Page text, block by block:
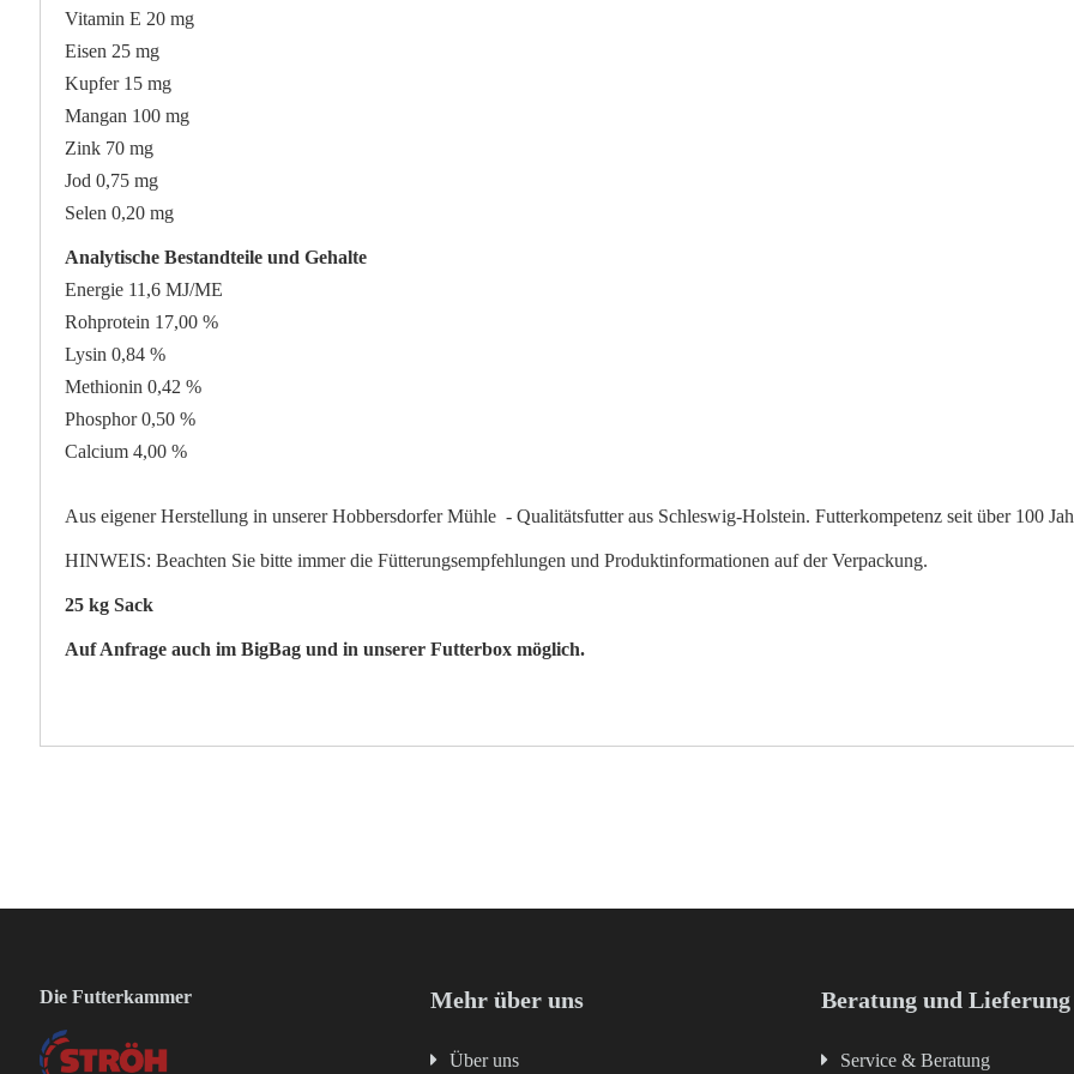
Vitamin E 20 mg
Eisen 25 mg
Kupfer 15 mg
Mangan 100 mg
Zink 70 mg
Jod 0,75 mg
Selen 0,20 mg
Analytische Bestandteile und Gehalte
Energie 11,6 MJ/ME
Rohprotein 17,00 %
Lysin 0,84 %
Methionin 0,42 %
Phosphor 0,50 %
Calcium 4,00 %
Aus eigener Herstellung in unserer Hobbersdorfer Mühle - Qualitätsfutter aus Schleswig-Holstein. Futterkompetenz seit über 100
HINWEIS: Beachten Sie bitte immer die Fütterungsempfehlungen und Produktinformationen auf der Verpackung.
25 kg Sack
Auf Anfrage auch im BigBag und in unserer Futterbox möglich.
Die Futterkammer Mehr über uns
Über uns
Beratung und Lieferung
Service & Beratung